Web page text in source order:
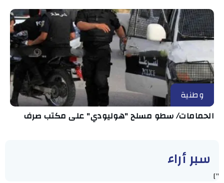
وطنية
الحمامات/ سطو مسلح "هوليودي" على مكتب صرف
سبر أراء
"]